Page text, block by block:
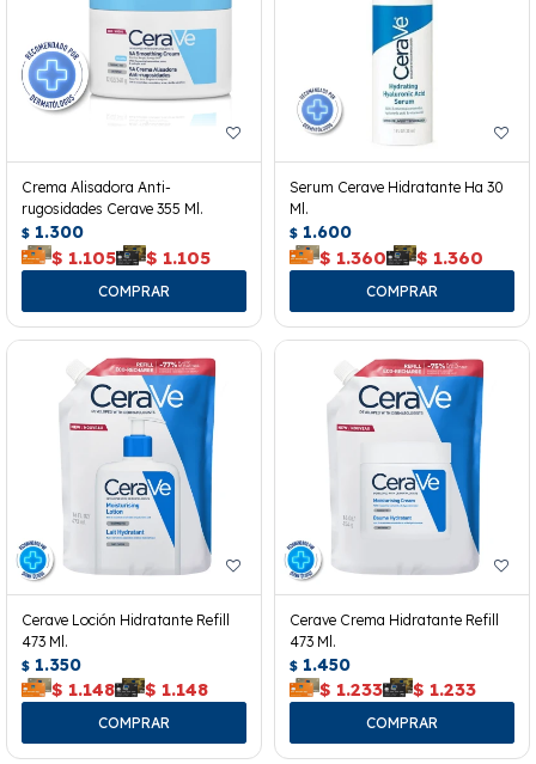
Crema Alisadora Anti-
rugosidades Cerave 355 Ml.
$ 1.300
$ 1.105 $ 1.105
Serum Cerave Hidratante Ha 30
Ml.
$ 1.600
$ 1.360 $ 1.360
Cerave Loción Hidratante Refill
473 Ml.
$ 1.350
$ 1.148 $ 1.148
Cerave Crema Hidratante Refill
473 Ml.
$ 1.450
$ 1.233 $ 1.233